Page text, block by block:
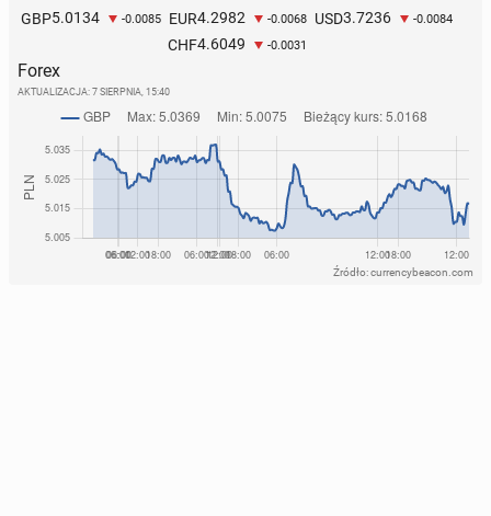
GBP5.0134 -0.0085 EUR4.2982 -0.0068 USD3.7236 -0.0084
CHF4.6049 -0.0031
Forex
AKTUALIZACJA: 7 SIERPNIA, 15:40
Źródło: currencybeacon.com